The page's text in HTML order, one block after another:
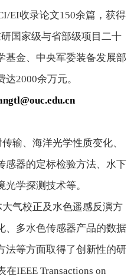
EI收录论文150余篇，获得
国家级与省部级项目二十
基金、中央军委装备发展部
达2000余万元。
输、海洋光学性质变化、
感器的定标检验方法、水下
学探测技术等。
气校正及水色遥感反演方
、多水色传感器产品的数据
法等方面取得了创新性的研
在IEEE Transactions on